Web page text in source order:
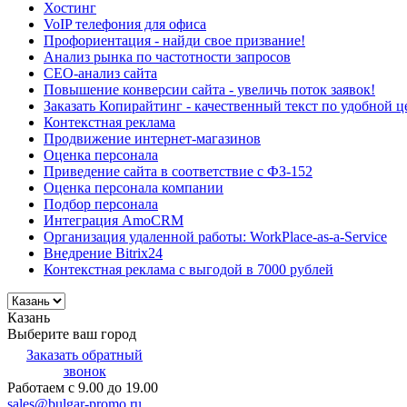
Хостинг
VoIP телефония для офиса
Профориентация - найди свое призвание!
Анализ рынка по частотности запросов
СЕО-анализ сайта
Повышение конверсии сайта - увеличь поток заявок!
Заказать Копирайтинг - качественный текст по удобной
Контекстная реклама
Продвижение интернет-магазинов
Оценка персонала
Приведение сайта в соответствие с ФЗ-152
Оценка персонала компании
Подбор персонала
Интеграция AmoCRM
Организация удаленной работы: WorkPlace-as-a-Service
Внедрение Bitrix24
Контекстная реклама с выгодой в 7000 рублей
Казань
Выберите ваш город
Заказать обратный
звонок
Работаем с 9.00 до 19.00
sales@bulgar-promo.ru